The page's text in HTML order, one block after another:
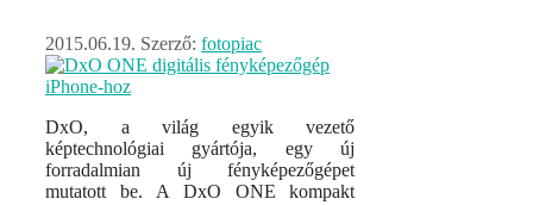
2015.06.19. Szerző: fotopiac
DxO, a világ egyik vezető
képtechnológiai gyártója, egy új
forradalmian új fényképezőgépet
mutatott be. A DxO ONE kompakt